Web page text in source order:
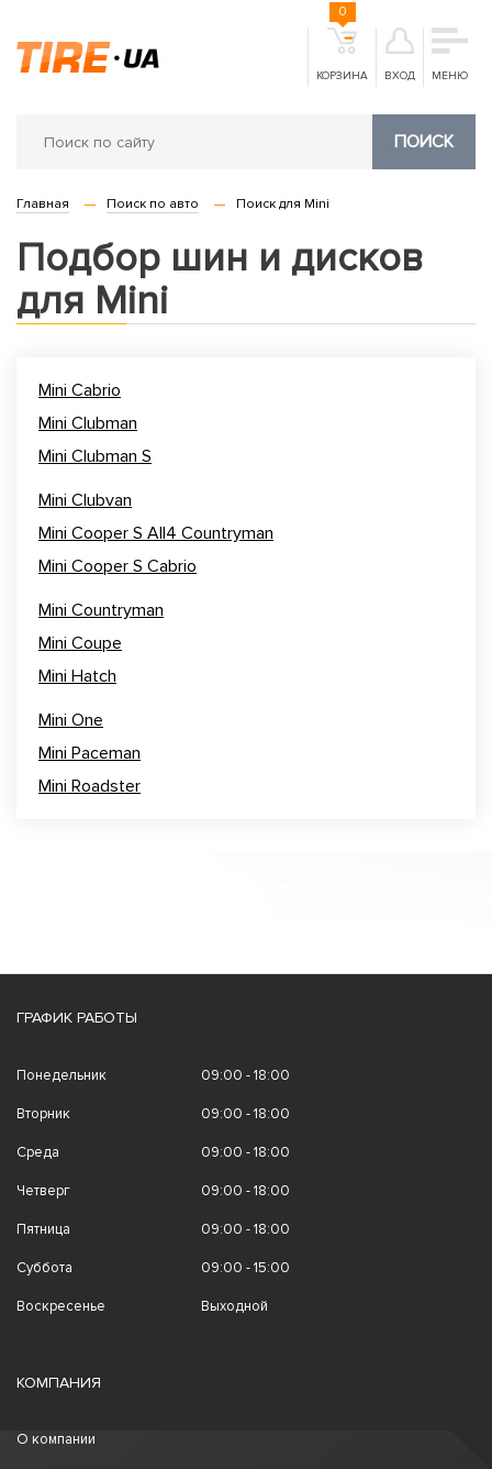
КОРЗИНА
0
ВХОД МЕНЮ
ПОИСК
Главная Поиск по авто Поиск для Mini
Подбор шин и дисков
для Mini
Mini Cabrio
Mini Clubman
Mini Clubman S
Mini Clubvan
Mini Cooper S All4 Countryman
Mini Cooper S Cabrio
Mini Countryman
Mini Coupe
Mini Hatch
Mini One
Mini Paceman
Mini Roadster
ГРАФИК РАБОТЫ
Понедельник 09:00 - 18:00
Вторник 09:00 - 18:00
Среда 09:00 - 18:00
Четверг 09:00 - 18:00
Пятница 09:00 - 18:00
Суббота 09:00 - 15:00
Воскресенье Выходной
КОМПАНИЯ
О компании